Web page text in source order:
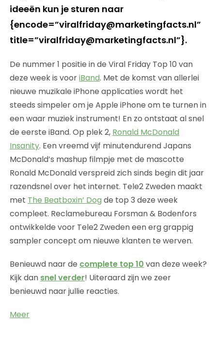
ideeën kun je sturen naar
{encode=”viralfriday@marketingfacts.nl”
title=”viralfriday@marketingfacts.nl”}.
De nummer 1 positie in de Viral Friday Top 10 van
deze week is vooriBand. Met de komst van allerlei
nieuwe muzikale iPhone applicaties wordt het
steeds simpeler om je Apple iPhone om te turnen in
een waar muziek instrument! En zo ontstaat al snel
de eerste iBand. Op plek 2, Ronald McDonald
Insanity. Een vreemd vijf minutendurend Japans
McDonald’s mashup filmpje met de mascotte
Ronald McDonald verspreid zich sinds begin dit jaar
razendsnel over het internet. Tele2 Zweden maakt
met The Beatboxin’ Dog de top 3 deze week
compleet. Reclamebureau Forsman & Bodenfors
ontwikkelde voor Tele2 Zweden een erg grappig
sampler concept om nieuwe klanten te werven.
Benieuwd naar de complete top 10 van deze week?
Kijk dan snel verder! Uiteraard zijn we zeer
benieuwd naar jullie reacties.
Meer